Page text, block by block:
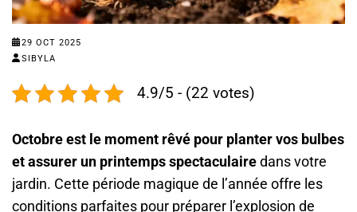
29 OCT 2025
SIBYLA
4.9/5 - (22 votes)
Octobre est le moment rêvé pour planter vos bulbes
et assurer un printemps spectaculairedans votre
jardin. Cette période magique de l’année offre les
conditions parfaites pour préparer l’explosion de